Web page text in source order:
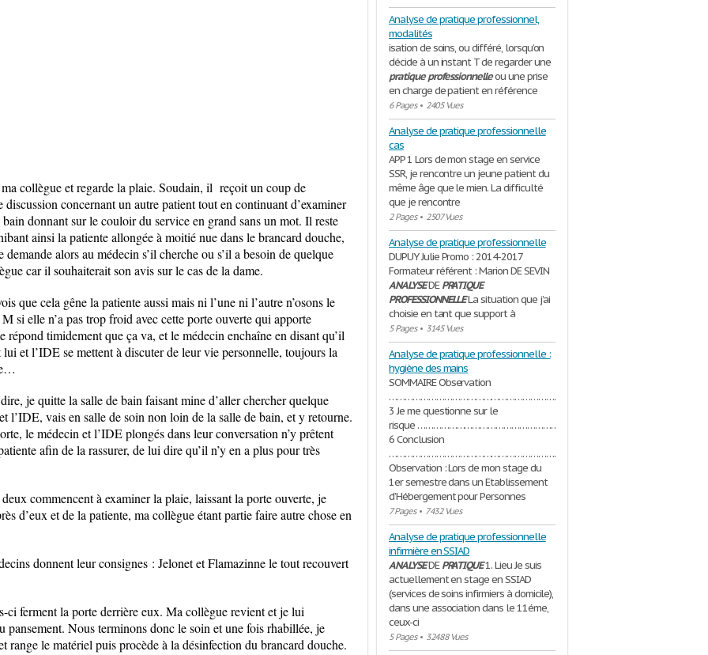
collègue et regarde la plaie. Soudain, il reçoit un coup de
concernant un autre patient tout en continuant d’examiner
donnant sur le couloir du service en grand sans un mot. Il reste
ainsi la patiente allongée à moitié nue dans le brancard douche,
demande alors au médecin s’il cherche ou s’il a besoin de quelque
car il souhaiterait son avis sur le cas de la dame.
que cela gêne la patiente aussi mais ni l’une ni l’autre n’osons le
si elle n’a pas trop froid avec cette porte ouverte qui apporte
répond timidement que ça va, et le médecin enchaîne en disant qu’il
et l’IDE se mettent à discuter de leur vie personnelle, toujours la
je quitte la salle de bain faisant mine d’aller chercher quelque
l’IDE, vais en salle de soin non loin de la salle de bain, et y retourne.
le médecin et l’IDE plongés dans leur conversation n’y prêtent
afin de la rassurer, de lui dire qu’il n’y en a plus pour très
commencent à examiner la plaie, laissant la porte ouverte, je
d’eux et de la patiente, ma collègue étant partie faire autre chose en
donnent leur consignes : Jelonet et Flamazinne le tout recouvert
ci ferment la porte derrière eux. Ma collègue revient et je lui
pansement. Nous terminons donc le soin et une fois rhabillée, je
range le matériel puis procède à la désinfection du brancard douche.
Analyse de pratique professionnel,
modalités
isation de soins, ou différé, lorsqu’on
décide à un instant T de regarder une
pratique professionnelleou une prise
en charge de patient en référence
6 Pages• 2405 Vues
Analyse de pratique professionnelle
cas
APP 1 Lors de mon stage en service
SSR, je rencontre un jeune patient du
même âge que le mien. La difficulté
que je rencontre
2 Pages• 2507 Vues
Analyse de pratique professionnelle
DUPUY Julie Promo : 2014-2017
Formateur référent : Marion DE SEVIN
ANALYSEDEPRATIQUE
PROFESSIONNELLELa situation que j’ai
choisie en tant que support à
5 Pages• 3145 Vues
Analyse de pratique professionnelle :
hygiène des mains
SOMMAIRE Observation
……………………………………………………………………………………
3 Je me questionne sur le
risque …………………………………………………………………
6 Conclusion
………………………………………………………………………………….....6
Observation : Lors de mon stage du
1er semestre dans un Etablissement
d’Hébergement pour Personnes
7 Pages• 7432 Vues
Analyse de pratique professionnelle
infirmière en SSIAD
ANALYSEDEPRATIQUE1. Lieu Je suis
actuellement en stage en SSIAD
(services de soins infirmiers à domicile),
dans une association dans le 11éme,
ceux-ci
5 Pages• 32488 Vues